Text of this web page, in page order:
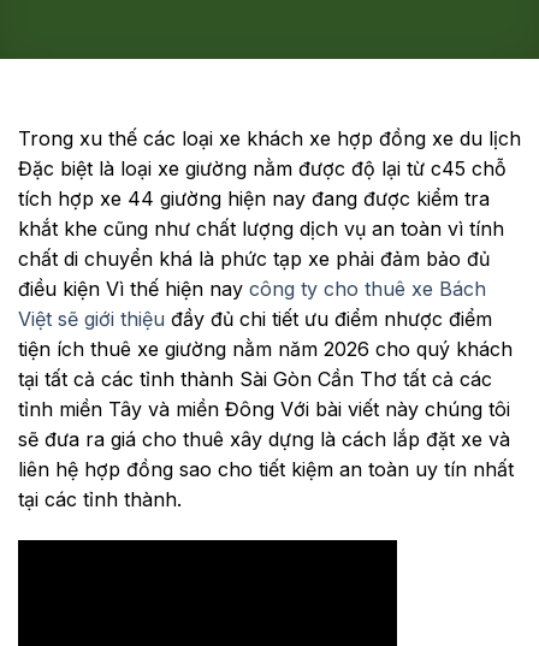
Trong xu thế các loại xe khách xe hợp đồng xe du lịch
Đặc biệt là loại xe giường nằm được độ lại từ c45 chỗ
tích hợp xe 44 giường hiện nay đang được kiểm tra
khắt khe cũng như chất lượng dịch vụ an toàn vì tính
chất di chuyển khá là phức tạp xe phải đảm bảo đủ
điều kiện Vì thế hiện nay công ty cho thuê xe Bách
Việt sẽ giới thiệu đầy đủ chi tiết ưu điểm nhược điểm
tiện ích thuê xe giường nằm năm 2026 cho quý khách
tại tất cả các tỉnh thành Sài Gòn Cần Thơ tất cả các
tỉnh miền Tây và miền Đông Với bài viết này chúng tôi
sẽ đưa ra giá cho thuê xây dựng là cách lắp đặt xe và
liên hệ hợp đồng sao cho tiết kiệm an toàn uy tín nhất
tại các tỉnh thành.